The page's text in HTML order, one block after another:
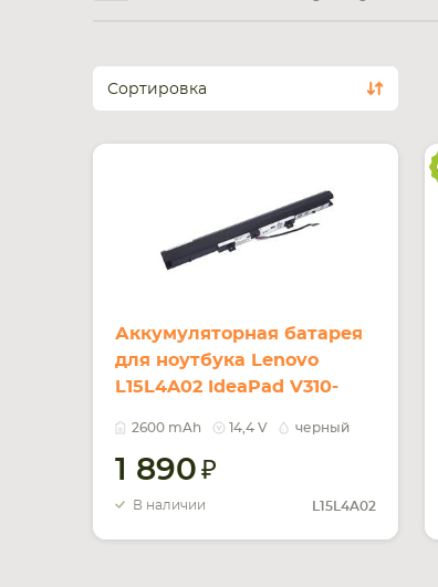
Сортировка
Аккумуляторная батарея
для ноутбука Lenovo
L15L4A02 IdeaPad V310-
2600 mAh 14,4 V черный
1 890
В наличии L15L4A02